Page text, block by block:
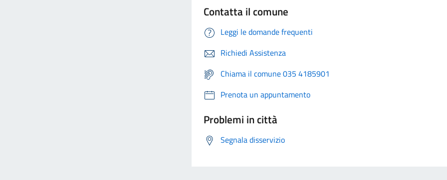
Contatta il comune
Leggi le domande frequenti
Richiedi Assistenza
Chiama il comune 035 4185901
Prenota un appuntamento
Problemi in città
Segnala disservizio